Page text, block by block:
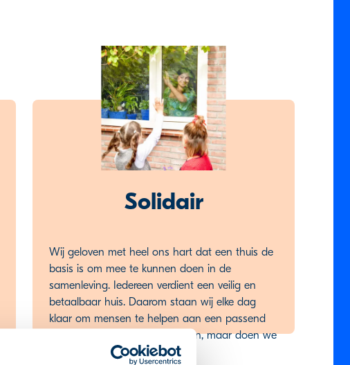
Solidair
Wij geloven met heel ons hart dat een thuis de
basis is om mee te kunnen doen in de
samenleving. Iedereen verdient een veilig en
betaalbaar huis. Daarom staan wij elke dag
klaar om mensen te helpen aan een passend
thuis. Dat kunnen we niet alleen, maar doen we